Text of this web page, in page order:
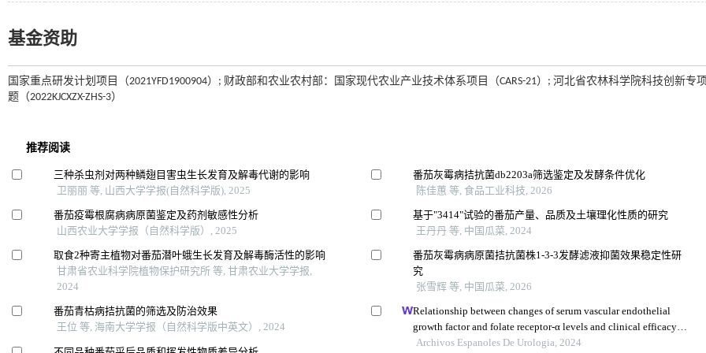
基金资助
国家重点研发计划项目（2021YFD1900904）; 财政部和农业农村部：国家现代农业产业技术体系项目（CARS-21）; 河北省农林科学院科技创新专
题（2022KJCXZX-ZHS-3）